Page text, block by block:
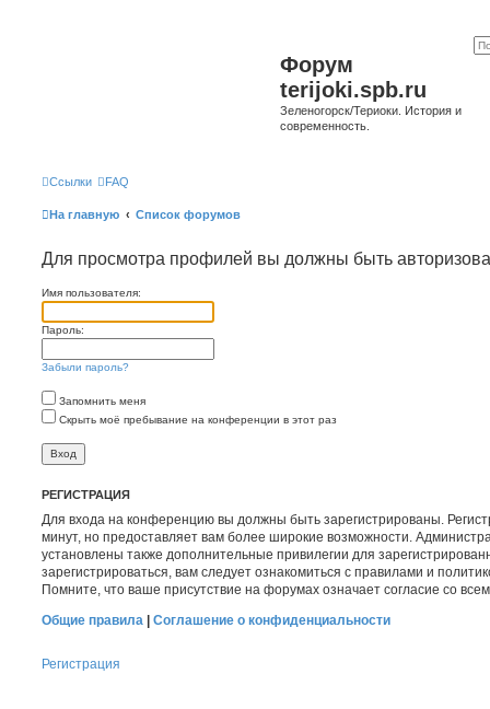
Форум
terijoki.spb.ru
Зеленогорск/Териоки. История и
современность.
Ссылки FAQ
На главную Список форумов
Для просмотра профилей вы должны быть
Имя пользователя:
Пароль:
Забыли пароль?
Запомнить меня
Скрыть моё пребывание на конференции в этот раз
РЕГИСТРАЦИЯ
Для входа на конференцию вы должны быть зарегистрированы.
минут, но предоставляет вам более широкие возможности.
установлены также дополнительные привилегии для
зарегистрироваться, вам следует ознакомиться с правилами и
Помните, что ваше присутствие на форумах означает согласие со
Общие правила
Соглашение о конфиденциальности
Регистрация